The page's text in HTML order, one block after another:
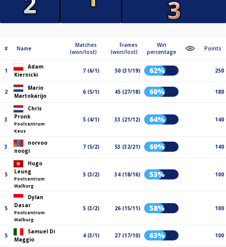
# Name
Matches
(won/lost)
Frames
(won/lost)
Win
percentage
Points
1
Adam
Kiernicki
7 (6/1) 50 (31/19) 62% 250
2
Mario
Martokarijo
6 (5/1) 45 (27/18) 60% 180
3
Chris
Pronk
Poolcentrum
Keus
5 (4/1) 33 (21/12) 64% 140
3
norvoo
noogi
7 (5/2) 53 (32/21) 60% 140
5
Hugo
Leung
Poolcentrum
Walburg
5 (3/2) 34 (18/16) 53% 100
5
Dylan
Dasar
Poolcentrum
Walburg
5 (3/2) 26 (15/11) 58% 100
5
Samuel Di
Maggio
4 (3/1) 27 (17/10) 63% 100